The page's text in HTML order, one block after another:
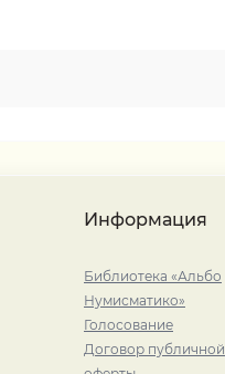
Информация
Библиотека «Альбо
Нумисматико»
Голосование
Договор публичной